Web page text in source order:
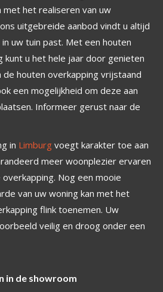
met het realiseren van uw
uitgebreide aanbod vindt u altijd
uw tuin past. Met een houten
kunt u het hele jaar door genieten
de houten overkapping vrijstaand
een mogelijkheid om deze aan
Informeer gerust naar de
in Limburg voegt karakter toe aan
meer woonplezier ervaren
Nog een mooie
van uw woning kan met het
flink toenemen. Uw
veilig en droog onder een
in de showroom